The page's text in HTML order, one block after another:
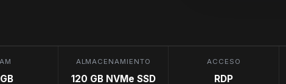
ALMACENAMIENTO
120 GB NVMe SSD
ACCESO
RDP